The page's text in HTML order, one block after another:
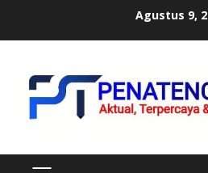
Agustus 9,